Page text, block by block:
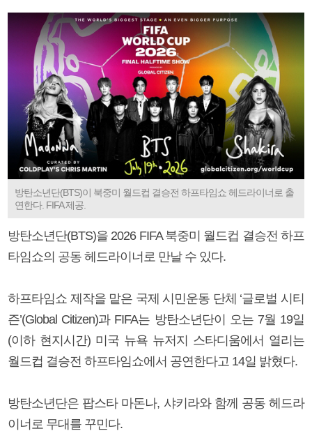
방탄소년단(BTS)이 북중미 월드컵 결승전 하프타임쇼 헤드라이너로 출
연한다. FIFA 제공.
방탄소년단(BTS)을 2026 FIFA 북중미 월드컵 결승전 하프
타임쇼의 공동 헤드라이너로 만날 수 있다.
하프타임쇼 제작을 맡은 국제 시민운동 단체 ‘글로벌 시티
즌’(Global Citizen)과 FIFA는 방탄소년단이 오는 7월 19일
(이하 현지시간) 미국 뉴욕 뉴저지 스타디움에서 열리는
월드컵 결승전 하프타임쇼에서 공연한다고 14일 밝혔다.
방탄소년단은 팝스타 마돈나, 샤키라와 함께 공동 헤드라
이너로 무대를 꾸민다.